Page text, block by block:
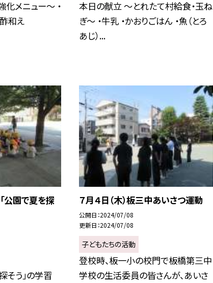
メニュー〜 ・
和え
本日の献立 〜とれたて村給食・玉ね
ぎ〜 ・牛乳 ・かおりごはん ・魚（とろ
あじ）...
公園で夏を探
そう」の学習
７月４日（木）板三中あいさつ運動
公開日 2024/07/08
更新日 2024/07/08
子どもたちの活動
登校時、板一小の校門で板橋第三中
学校の生活委員の皆さんが、あいさ